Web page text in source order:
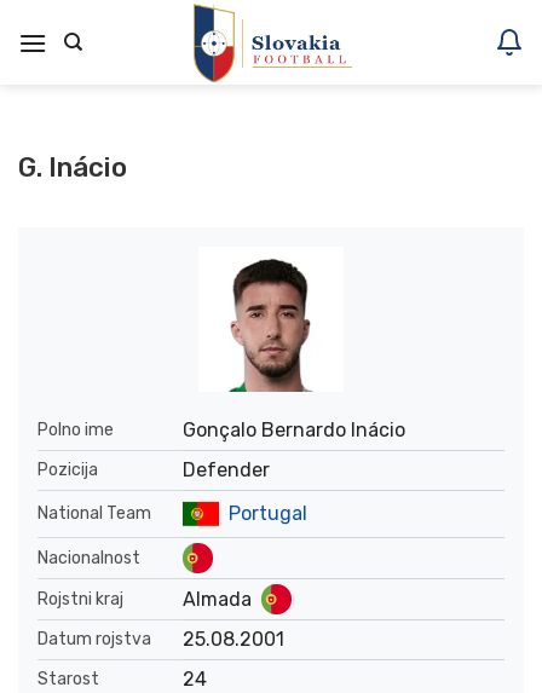
na
G. Inácio
Polno ime Gonçalo Bernardo Inácio
Pozicija Defender
National Team Portugal
Nacionalnost
Rojstni kraj
Almada
Datum rojstva 25.08.2001
Starost 24